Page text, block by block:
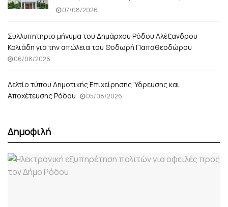
07/08/2026
Συλλυπητήριο μήνυμα του Δημάρχου Ρόδου Αλέξανδρου
Κολιάδη για την απώλεια του Θοδωρή Παπαθεοδώρου
06/08/2026
Δελτίο τύπου Δημοτικής Επιχείρησης Ύδρευσης και
Αποχέτευσης Ρόδου
05/08/2026
Δημοφιλή